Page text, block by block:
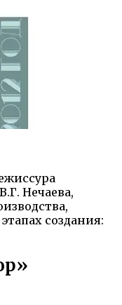
Нечаева,
создания: